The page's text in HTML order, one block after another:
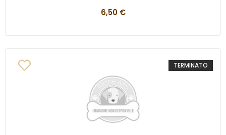
6,50 €
TERMINATO